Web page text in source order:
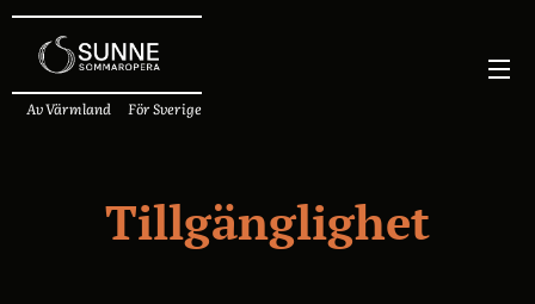
Av Värmland För Sverige
Tillgänglighet